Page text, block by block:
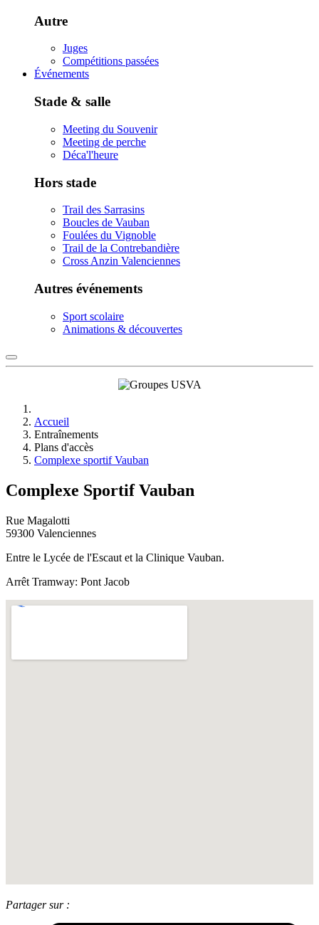
Autre
Juges
Compétitions passées
Événements
Stade & salle
Meeting du Souvenir
Meeting de perche
Déca'l'heure
Hors stade
Trail des Sarrasins
Boucles de Vauban
Foulées du Vignoble
Trail de la Contrebandière
Cross Anzin Valenciennes
Autres événements
Sport scolaire
Animations & découvertes
Accueil
Entraînements
Plans d'accès
Complexe sportif Vauban
Complexe Sportif Vauban
Rue Magalotti
59300 Valenciennes
Entre le Lycée de l'Escaut et la Clinique Vauban.
Arrêt Tramway: Pont Jacob
Partager sur :